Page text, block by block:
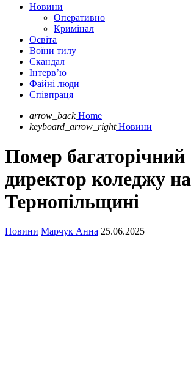
Новини
Оперативно
Кримінал
Освіта
Воїни тилу
Скандал
Інтерв’ю
Файні люди
Співпраця
arrow_back Home
keyboard_arrow_right Новини
Помер багаторічний
директор коледжу на
Тернопільщині
Новини Марчук Анна 25.06.2025